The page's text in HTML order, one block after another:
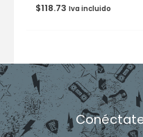
$118.73 Iva incluido